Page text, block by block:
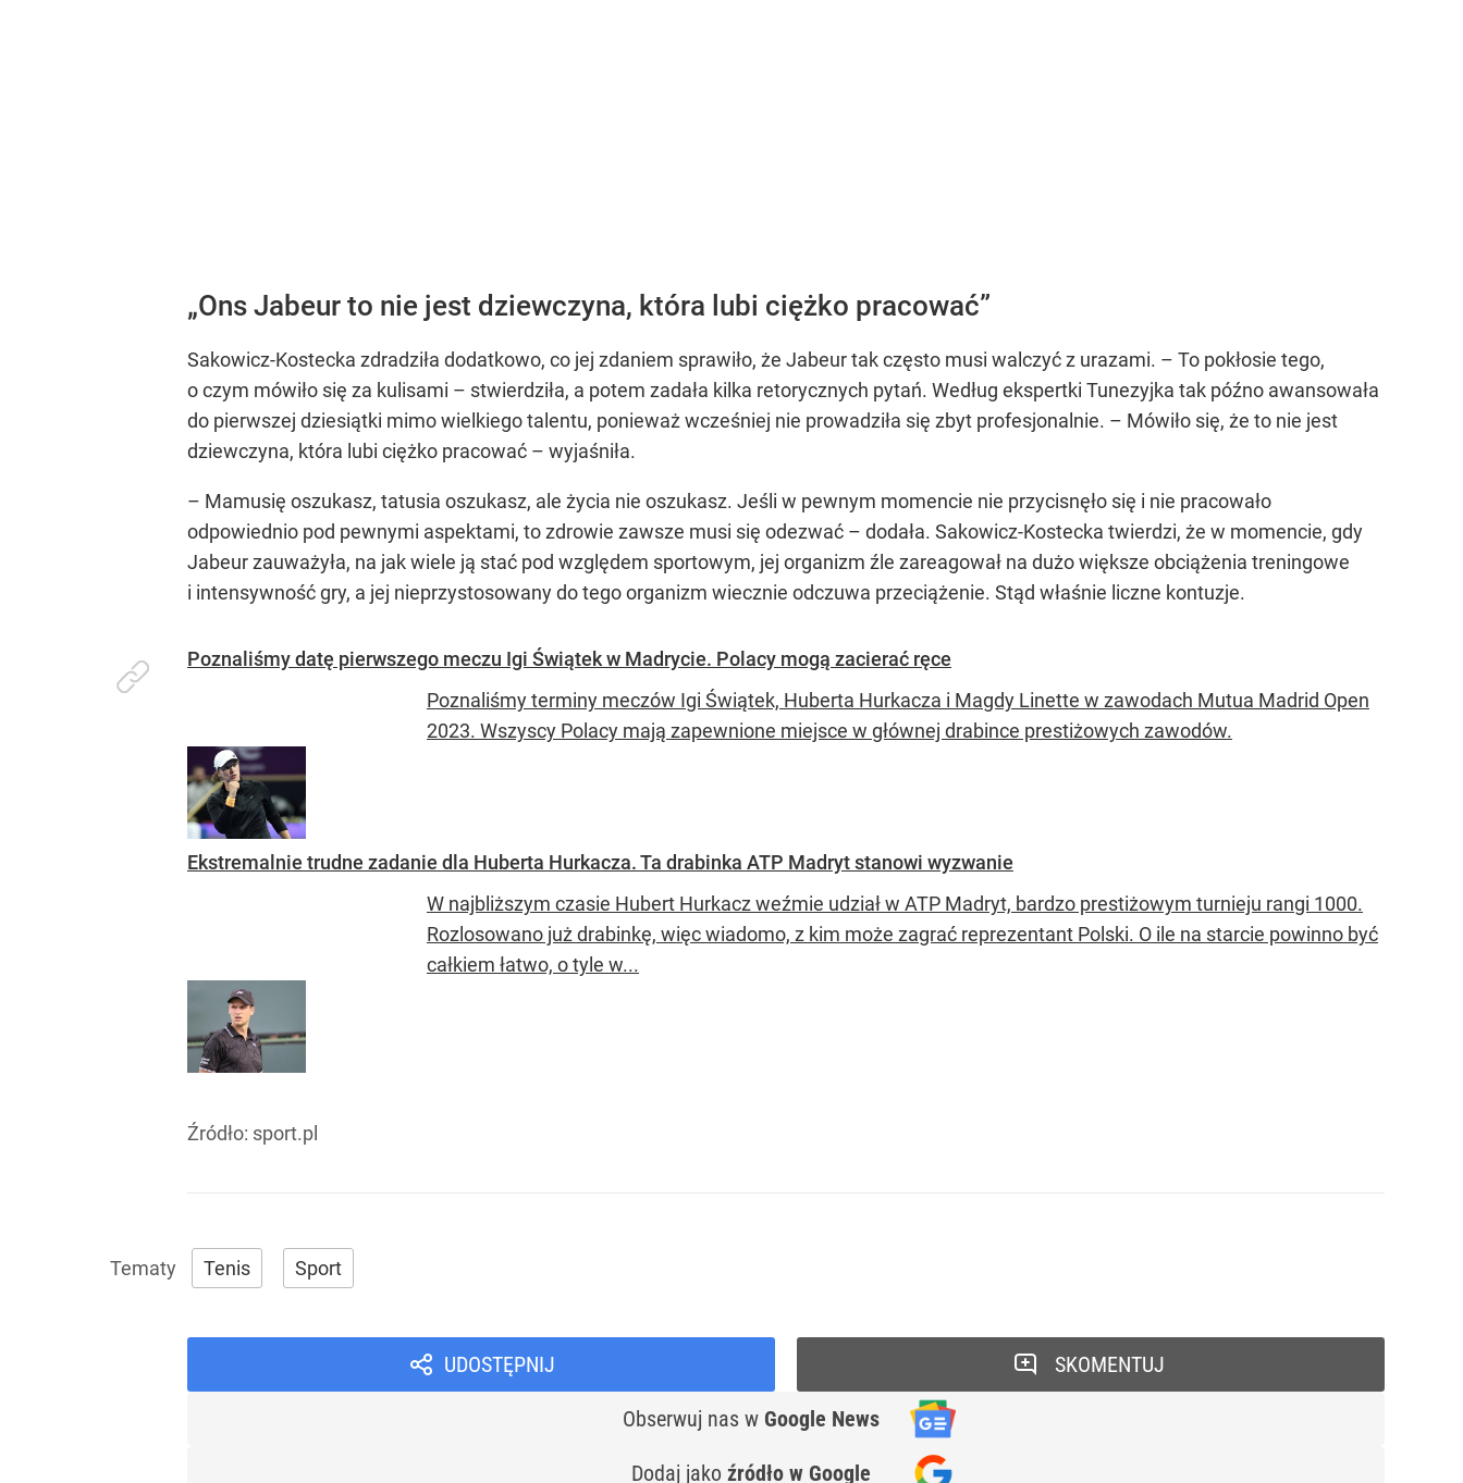
„Ons Jabeur to nie jest dziewczyna, która lubi ciężko pracować”
Sakowicz-Kostecka zdradziła dodatkowo, co jej zdaniem sprawiło, że Jabeur tak często musi walczyć z urazami. – To pokłosie tego,
o czym mówiło się za kulisami – stwierdziła, a potem zadała kilka retorycznych pytań. Według ekspertki Tunezyjka tak późno awansowała
do pierwszej dziesiątki mimo wielkiego talentu, ponieważ wcześniej nie prowadziła się zbyt profesjonalnie. – Mówiło się, że to nie jest
dziewczyna, która lubi ciężko pracować – wyjaśniła.
– Mamusię oszukasz, tatusia oszukasz, ale życia nie oszukasz. Jeśli w pewnym momencie nie przycisnęło się i nie pracowało
odpowiednio pod pewnymi aspektami, to zdrowie zawsze musi się odezwać – dodała. Sakowicz-Kostecka twierdzi, że w momencie, gdy
Jabeur zauważyła, na jak wiele ją stać pod względem sportowym, jej organizm źle zareagował na dużo większe obciążenia treningowe
i intensywność gry, a jej nieprzystosowany do tego organizm wiecznie odczuwa przeciążenie. Stąd właśnie liczne kontuzje.
Poznaliśmy datę pierwszego meczu Igi Świątek w Madrycie. Polacy mogą zacierać ręce
Poznaliśmy terminy meczów Igi Świątek, Huberta Hurkacza i Magdy Linette w zawodach Mutua Madrid Open
2023. Wszyscy Polacy mają zapewnione miejsce w głównej drabince prestiżowych zawodów.
Ekstremalnie trudne zadanie dla Huberta Hurkacza. Ta drabinka ATP Madryt stanowi wyzwanie
W najbliższym czasie Hubert Hurkacz weźmie udział w ATP Madryt, bardzo prestiżowym turnieju rangi 1000.
Rozlosowano już drabinkę, więc wiadomo, z kim może zagrać reprezentant Polski. O ile na starcie powinno być
całkiem łatwo, o tyle w...
Źródło: sport.pl
Tenis Sport
UDOSTĘPNIJ
Obserwuj nas w Google News
Dodaj jako źródło w Google
SKOMENTUJ